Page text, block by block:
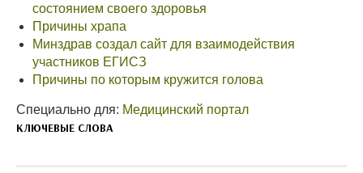
состоянием своего здоровья
Причины храпа
Минздрав создал сайт для взаимодействия
участников ЕГИСЗ
Причины по которым кружится голова
Специально для: Медицинский портал
КЛЮЧЕВЫЕ СЛОВА